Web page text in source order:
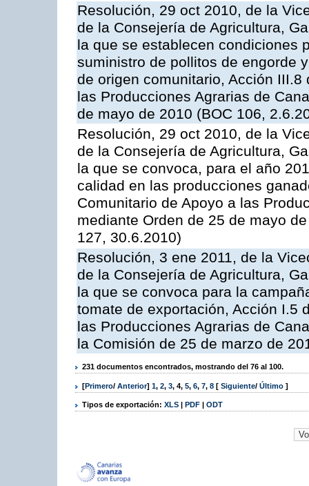
Resolución, 29 oct 2010, de la
de la Consejería de Agricultura,
la que se establecen condiciones
suministro de pollitos de engorde
de origen comunitario, Acción
las Producciones Agrarias de
de mayo de 2010 (BOC 106,
Resolución, 29 oct 2010, de la
de la Consejería de Agricultura,
la que se convoca, para el año
calidad en las producciones
Comunitario de Apoyo a las
mediante Orden de 25 de mayo
127, 30.6.2010)
Resolución, 3 ene 2011, de la
de la Consejería de Agricultura,
la que se convoca para la
tomate de exportación, Acción I.5
las Producciones Agrarias de
la Comisión de 25 de marzo de
231 documentos encontrados, mostrando del 76 al 100.
[Primero/ Anterior] 1, 2, 3, 4, 5, 6, 7, 8 [ Siguiente/ Último ]
Tipos de exportación: XLS | PDF | ODT